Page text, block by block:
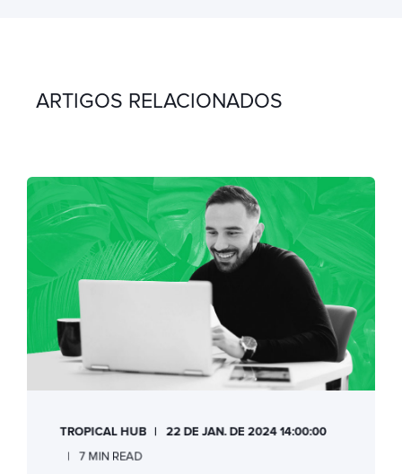
ARTIGOS RELACIONADOS
TROPICAL HUB
22 DE JAN. DE 2024 14:00:00
7 MIN READ